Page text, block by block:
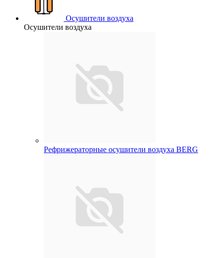
Осушители воздуха
Осушители воздуха
Рефрижераторные осушители воздуха BERG